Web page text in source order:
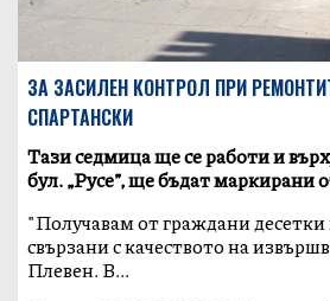
ЗА ЗАСИЛЕН КОНТРОЛ ПРИ
СПАРТАНСКИ
Тази седмица ще се работи и
бул. „Русе”, ще бъдат маркирани
"Получавам от граждани
свързани с качеството на
Плевен. В...